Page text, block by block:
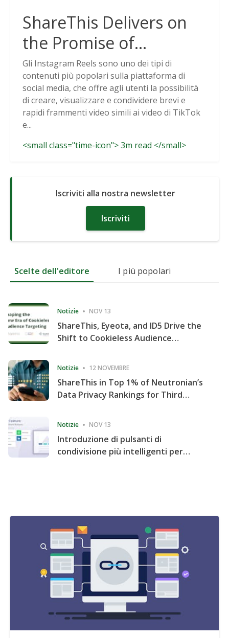
ShareThis Delivers on
the Promise of
Cookieless Data
Solutions
Gli Instagram Reels sono uno dei tipi di
contenuti più popolari sulla piattaforma di
social media, che offre agli utenti la possibilità
di creare, visualizzare e condividere brevi e
rapidi frammenti video simili ai video di TikTok
e...
<small class="time-icon"> 3m read </small>
Iscriviti alla nostra newsletter
Iscriviti
Scelte dell'editore I più popolari
Notizie NOV 13
ShareThis, Eyeota, and ID5 Drive the
Shift to Cookieless Audience
Notizie 12 NOVEMBRE
ShareThis in Top 1% of Neutronian’s
Data Privacy Rankings for Third
Notizie NOV 13
Introduzione di pulsanti di
condivisione più intelligenti per